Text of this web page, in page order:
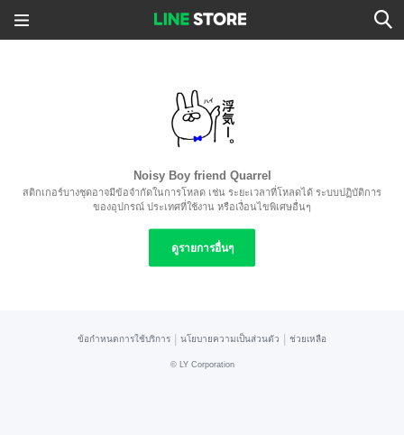
Noisy Boy friend Quarrel
สติกเกอร์บางชุดอาจมีข้อจำกัดในการโหลด เช่น ระยะเวลาที่โหลดได้ ระบบปฏิบัติการ
ของอุปกรณ์ ประเทศที่ใช้งาน หรือเงื่อนไขพิเศษอื่นๆ
ดูรายการอื่นๆ
ข้อกำหนดการใช้บริการ นโยบายความเป็นส่วนตัว ช่วยเหลือ
© LY Corporation